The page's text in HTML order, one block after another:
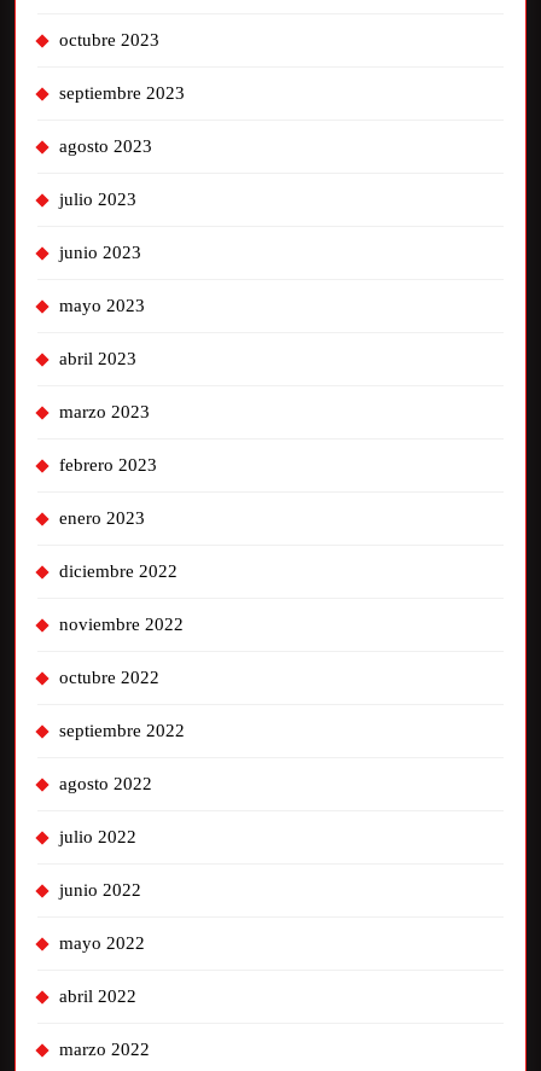
octubre 2023
septiembre 2023
agosto 2023
julio 2023
junio 2023
mayo 2023
abril 2023
marzo 2023
febrero 2023
enero 2023
diciembre 2022
noviembre 2022
octubre 2022
septiembre 2022
agosto 2022
julio 2022
junio 2022
mayo 2022
abril 2022
marzo 2022